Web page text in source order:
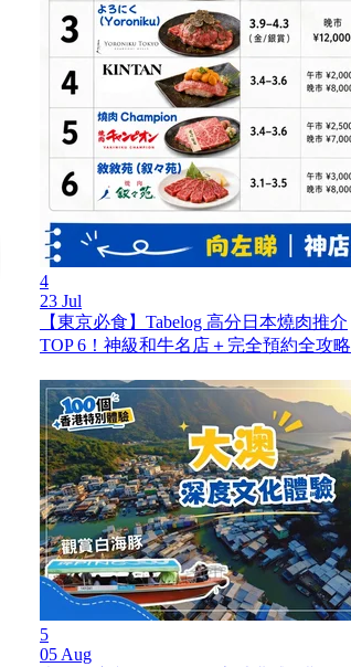
4
23 Jul
【東京必食】Tabelog 高分日本燒肉推介
TOP 6！神級和牛名店＋完全預約全攻略
5
05 Aug